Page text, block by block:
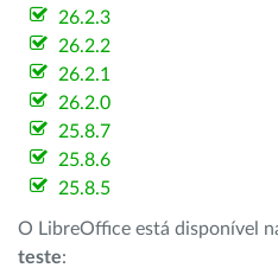
26.2.3
26.2.2
26.2.1
26.2.0
25.8.7
25.8.6
25.8.5
O LibreOffice está disponível
teste: